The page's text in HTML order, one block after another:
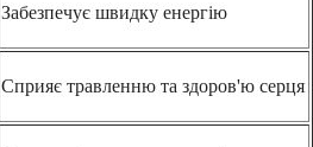
Забезпечує швидку енергію
Сприяє травленню та здоров'ю серця